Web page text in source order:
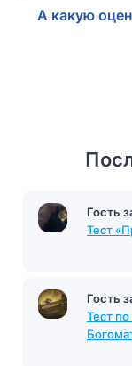
А какую
Гость
Тест
Гость
Тест